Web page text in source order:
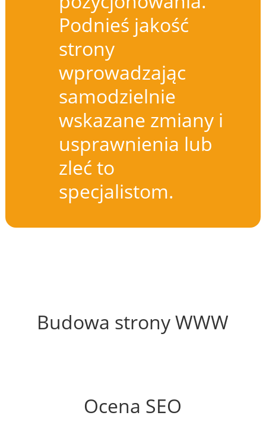
Podnieś jakość
strony
wprowadzając
samodzielnie
wskazane zmiany i
usprawnienia lub
zleć to
specjalistom.
Budowa strony WWW
Ocena SEO